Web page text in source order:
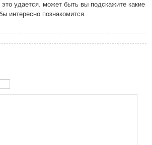
удается. может быть вы подскажите какие
интересно познакомится.